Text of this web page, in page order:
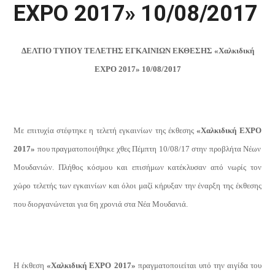
EXPO 2017» 10/08/2017
ΔΕΛΤΙΟ ΤΥΠΟΥ ΤΕΛΕΤΗΣ ΕΓΚΑΙΝΙΩΝ ΕΚΘΕΣΗΣ «Χαλκιδική
EXPO2017» 10/08/2017
Με επιτυχία στέφτηκε η τελετή εγκαινίων της έκθεσης«Χαλκιδική EXPO
2017» που πραγματοποιήθηκε χθες Πέμπτη 10/08/17 στην προβλήτα Νέων
Μουδανιών. Πλήθος κόσμου και επισήμων κατέκλυσαν από νωρίς τον
χώρο τελετής των εγκαινίων και όλοι μαζί κήρυξαν την έναρξη της έκθεσης
που διοργανώνεται για 6η χρονιά στα Νέα Μουδανιά.
Η έκθεση«ΧαλκιδικήEXPO 2017» πραγματοποιείται υπό την αιγίδα του